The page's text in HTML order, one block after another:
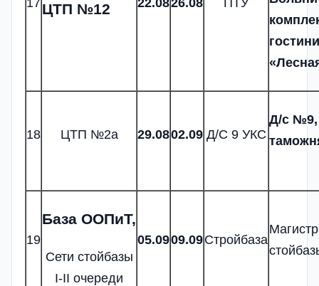
ЦТП №12
18 ЦТП №2а 29.0802.09 Д/С 9 УКС
Д/с №9,
19
База ООПиТ,
Сети стойбазы
I-II очереди
05.0909.09Стройбаза